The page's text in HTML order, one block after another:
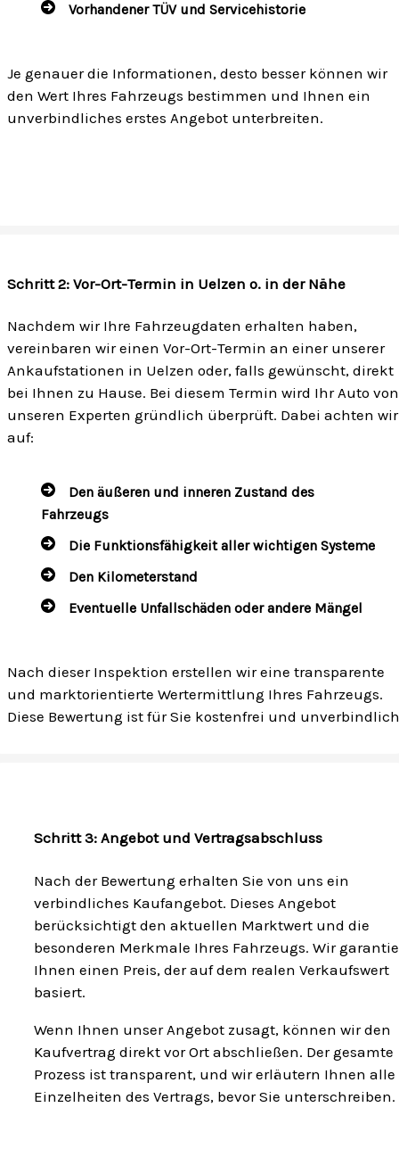
Vorhandener TÜV und Servicehistorie
Je genauer die Informationen, desto besser können wir
den Wert Ihres Fahrzeugs bestimmen und Ihnen ein
unverbindliches erstes Angebot unterbreiten.
Schritt 2: Vor-Ort-Termin in Uelzen o. in der Nähe
Nachdem wir Ihre Fahrzeugdaten erhalten haben,
vereinbaren wir einen Vor-Ort-Termin an einer unserer
Ankaufstationen in Uelzen oder, falls gewünscht, direkt
bei Ihnen zu Hause. Bei diesem Termin wird Ihr Auto von
unseren Experten gründlich überprüft. Dabei achten wir
auf:
Den äußeren und inneren Zustand des
Fahrzeugs
Die Funktionsfähigkeit aller wichtigen Systeme
Den Kilometerstand
Eventuelle Unfallschäden oder andere Mängel
Nach dieser Inspektion erstellen wir eine transparente
und marktorientierte Wertermittlung Ihres Fahrzeugs.
Diese Bewertung ist für Sie kostenfrei und
Schritt 3: Angebot und Vertragsabschluss
Nach der Bewertung erhalten Sie von uns ein
verbindliches Kaufangebot. Dieses Angebot
berücksichtigt den aktuellen Marktwert und die
besonderen Merkmale Ihres Fahrzeugs. Wir
Ihnen einen Preis, der auf dem realen Verkaufswert
basiert.
Wenn Ihnen unser Angebot zusagt, können wir den
Kaufvertrag direkt vor Ort abschließen. Der gesamte
Prozess ist transparent, und wir erläutern Ihnen alle
Einzelheiten des Vertrags, bevor Sie unterschreiben.